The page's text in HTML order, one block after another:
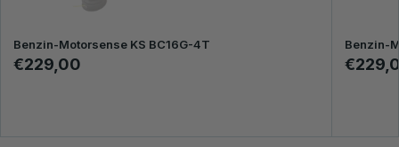
Benzin-Motorsense KS BC16G-4T
€229,00
Benzin-